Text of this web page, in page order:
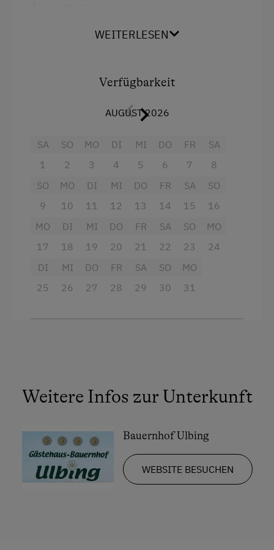
Nordic Walking
Tischtennis
Wandern
Tautreten
Doppelbett (Kingsize)
WEITERLESEN
Verfügbarkeit
AUGUST 2026
SA
1
SO
2
MO
3
DI
4
MI
5
DO
6
FR
7
SA
8
SO
9
MO
10
DI
11
MI
12
DO
13
FR
14
SA
15
SO
16
MO
17
DI
18
MI
19
DO
20
FR
21
SA
22
SO
23
MO
24
DI
25
MI
26
DO
27
FR
28
SA
29
SO
30
MO
31
Weitere Infos zur Unterkunft
Bauernhof Ulbing
WEBSITE BESUCHEN